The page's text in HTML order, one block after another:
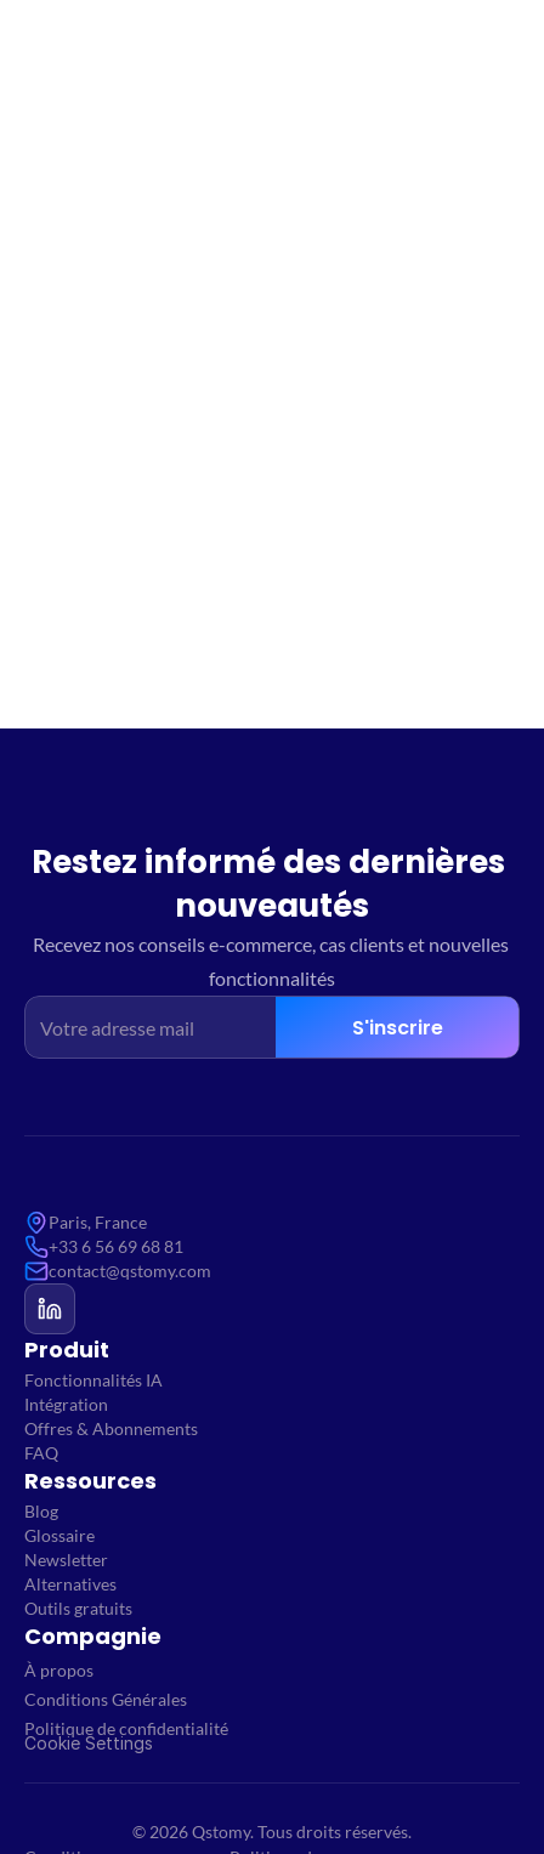
Restez informé des dernières
nouveautés
Recevez nos conseils e-commerce, cas clients et nouvelles
fonctionnalités
S'inscrire
Paris, France
+33 6 56 69 68 81
contact@qstomy.com
Produit
Fonctionnalités IA
Intégration
Offres & Abonnements
FAQ
Ressources
Blog
Glossaire
Newsletter
Alternatives
Outils gratuits
Compagnie
À propos
Conditions Générales
Politique de confidentialité
Cookie Settings
© 2026 Qstomy. Tous droits réservés.